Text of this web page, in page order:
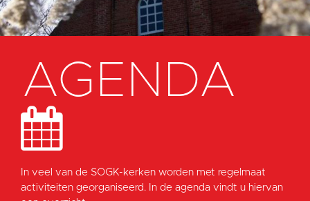
AGENDA
In veel van de SOGK-kerken worden met regelmaat
activiteiten georganiseerd. In de agenda vindt u hiervan